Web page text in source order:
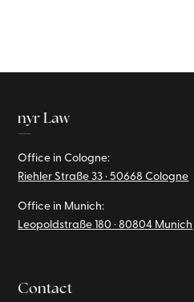
nyr Law
—
Office in Cologne:
Riehler Straße 33 · 50668 Cologne
Office in Munich:
Leopoldstraße 180 · 80804 Munich
Contact